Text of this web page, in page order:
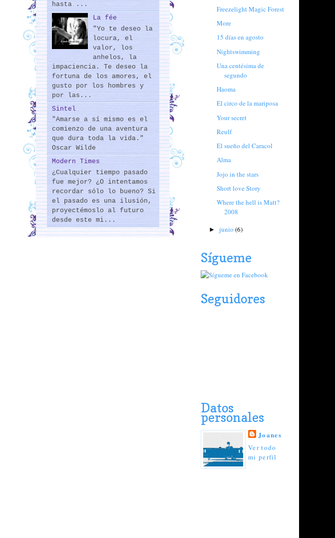
hasta ...
La fée
"Yo te deseo la
locura, el
valor, los
anhelos, la
impaciencia. Te deseo la
fortuna de los amores, el
gusto por los hombres y
por las...
Sintel
"Amarse a sí mismo es el
comienzo de una aventura
que dura toda la vida."
Oscar Wilde
Modern Times
¿Cualquier tiempo pasado
fue mejor? ¿O intentamos
recordar sólo lo bueno? Si
el pasado es una ilusión,
proyectémoslo al futuro
desde este mi...
Freezelight Magic Forest
More
15 días en agosto
Nightswimming
Una centésima de
segundo
Haoma
El circo de la mariposa
Your secret
Reulf
El sueño del Caracol
Alma
Jojo in the stars
Short love Story
Where the hell is Matt?
2008
► junio (6)
Sígueme
Seguidores
Datos
personales
Joanes
Ver todo
mi perfil